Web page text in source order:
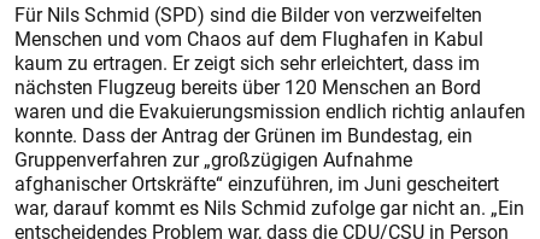
Für Nils Schmid (SPD) sind die Bilder von verzweifelten
Menschen und vom Chaos auf dem Flughafen in Kabul
kaum zu ertragen. Er zeigt sich sehr erleichtert, dass im
nächsten Flugzeug bereits über 120 Menschen an Bord
waren und die Evakuierungsmission endlich richtig anlaufen
konnte. Dass der Antrag der Grünen im Bundestag, ein
Gruppenverfahren zur „großzügigen Aufnahme
afghanischer Ortskräfte“ einzuführen, im Juni gescheitert
war, darauf kommt es Nils Schmid zufolge gar nicht an. „Ein
entscheidendes Problem war, dass die CDU/CSU in Person